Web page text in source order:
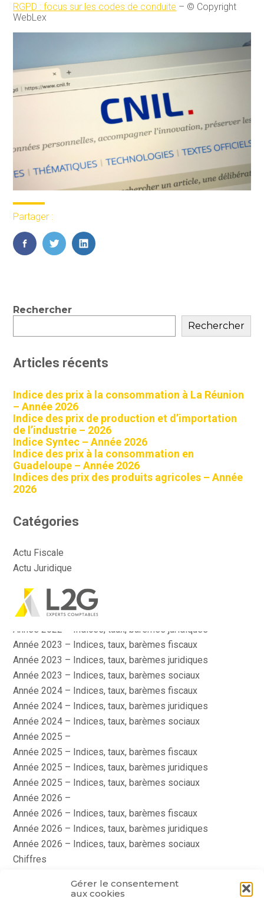
Gérer le consentement
aux cookies
Aller
au
RGPD : focus sur les codes de conduite – © Copyright
WebLex
Partager :
FaceBook
TwitterLinkedIn
Blog
Rechercher
Rechercher
Articles récents
Indice des prix à la consommation à La Réunion
– Année 2026
Indice des prix de production et d’importation
de l’industrie – 2026
Indice Syntec – Année 2026
Indice des prix à la consommation en
Guadeloupe – Année 2026
Indices des prix des produits agricoles – Année
2026
Catégories
Actu Fiscale
Actu Juridique
Actualité
Année 2022 – Indices, taux, barèmes fiscaux
Année 2022 – Indices, taux, barèmes juridiques
Année 2023 – Indices, taux, barèmes fiscaux
Année 2023 – Indices, taux, barèmes juridiques
Année 2023 – Indices, taux, barèmes sociaux
Année 2024 – Indices, taux, barèmes fiscaux
Année 2024 – Indices, taux, barèmes juridiques
Année 2024 – Indices, taux, barèmes sociaux
Année 2025 –
Année 2025 – Indices, taux, barèmes fiscaux
Année 2025 – Indices, taux, barèmes juridiques
Année 2025 – Indices, taux, barèmes sociaux
Année 2026 –
Année 2026 – Indices, taux, barèmes fiscaux
Année 2026 – Indices, taux, barèmes juridiques
Année 2026 – Indices, taux, barèmes sociaux
Chiffres
Le coin du dirigeant